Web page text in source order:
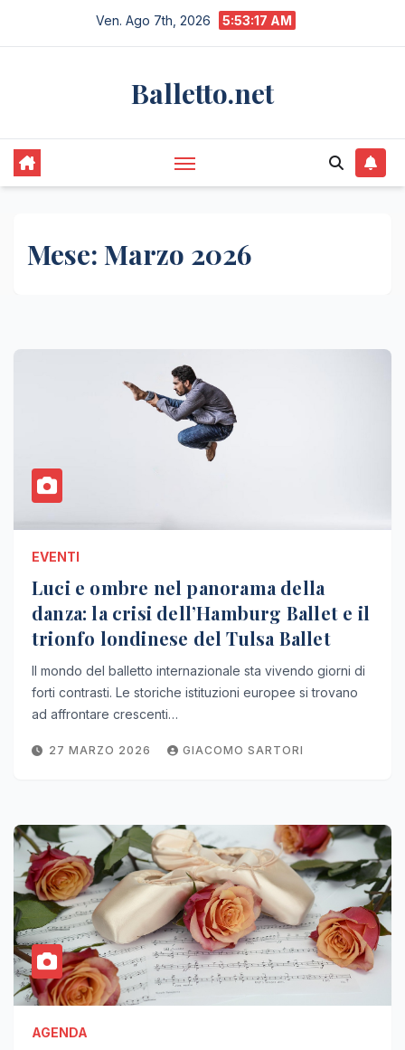
Ven. Ago 7th, 2026 5:53:18 AM
Balletto.net
Mese: Marzo 2026
EVENTI
Luci e ombre nel panorama della
danza: la crisi dell’Hamburg Ballet e il
trionfo londinese del Tulsa Ballet
Il mondo del balletto internazionale sta vivendo giorni di
forti contrasti. Le storiche istituzioni europee si trovano
ad affrontare crescenti…
27 MARZO 2026 GIACOMO SARTORI
AGENDA